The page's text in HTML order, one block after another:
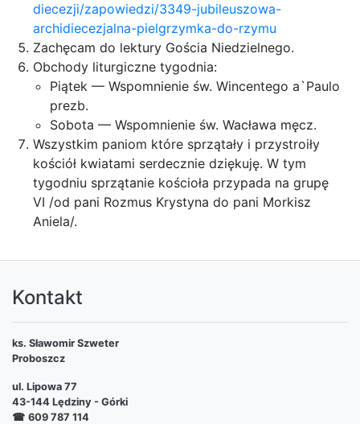
diecezji/zapowiedzi/3349-jubileuszowa-
archidiecezjalna-pielgrzymka-do-rzymu
Zachęcam do lektury Gościa Niedzielnego.
Obchody liturgiczne tygodnia:
Piątek — Wspomnienie św. Wincentego a`Paulo
prezb.
Sobota — Wspomnienie św. Wacława męcz.
Wszystkim paniom które sprzątały i przystroiły
kościół kwiatami serdecznie dziękuję. W tym
tygodniu sprzątanie kościoła przypada na grupę
VI /od pani Rozmus Krystyna do pani Morkisz
Aniela/.
Kontakt
ks. Sławomir Szweter
Proboszcz
ul. Lipowa 77
43-144 Lędziny - Górki
☎ 609 787 114